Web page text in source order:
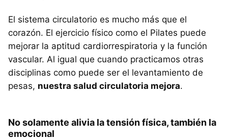
El sistema circulatorio es mucho más que el
corazón. El ejercicio físico como el Pilates puede
mejorar la aptitud cardiorrespiratoria y la función
vascular. Al igual que cuando practicamos otras
disciplinas como puede ser el levantamiento de
pesas, nuestra salud circulatoria mejora.
No solamente alivia la tensión física, también la
emocional